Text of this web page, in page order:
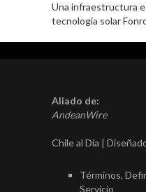
Una infraestructura
tecnología solar
Aliado de:
AndeanWire
Chile al Día |
Términos,
Servicio